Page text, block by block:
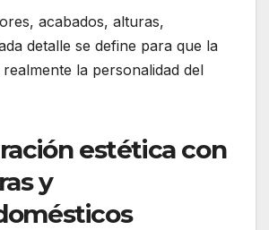
acabados, alturas,
detalle se define para que la
la personalidad del
estética con
y